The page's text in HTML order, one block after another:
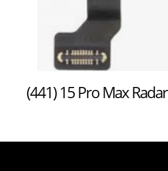
(441) 15 Pro Max Radar